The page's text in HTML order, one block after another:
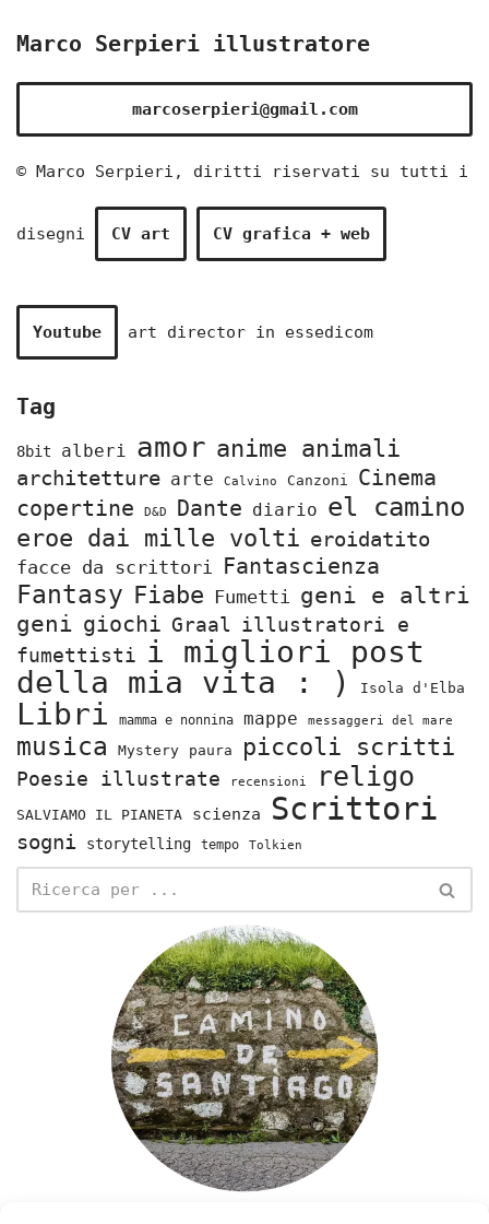
Marco Serpieri illustratore
marcoserpieri@gmail.com
© Marco Serpieri, diritti riservati su tutti i
disegni CV art CV grafica + web
Youtube art director in essedicom
Tag
8bit alberi amor anime animali
architetture arte Calvino Canzoni
Cinema
copertine
D&D Dante diario el camino
eroe dai mille volti eroidatito
facce da scrittori Fantascienza
Fantasy Fiabe Fumetti geni e altri
geni giochi Graal illustratori e
fumettisti i migliori post
della mia vita : )
Isola d'Elba
Libri mamma e nonnina mappe messaggeri del mare
musica Mystery paura piccoli scritti
Poesie illustrate recensioni religo
SALVIAMO IL PIANETA scienza Scrittori
sogni storytelling tempo Tolkien